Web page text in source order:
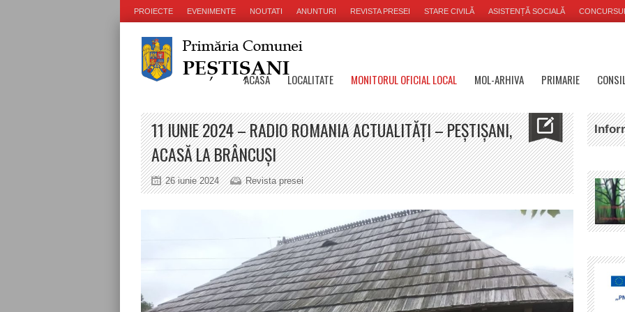
PROIECTE EVENIMENTE NOUTATI ANUNTURI REVISTA PRESEI STARE CIVILĂ ASISTENȚĂ SOCIALĂ
ACASA LOCALITATE MONITORUL OFICIAL LOCAL MOL-ARHIVA PRIMARIE
11 IUNIE 2024 – RADIO ROMANIA ACTUALITĂȚI – PEŞTIŞANI,
ACASĂ LA BRÂNCUŞI
26 iunie 2024 Revista presei